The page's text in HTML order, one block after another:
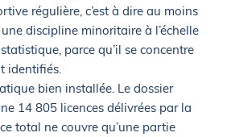
régulière, c’est à dire au moins
discipline minoritaire à l’échelle
parce qu’il se concentre
identifiés.
bien installée. Le dossier
14 805 licences délivrées par la
total ne couvre qu’une partie